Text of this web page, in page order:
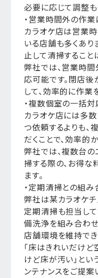
必要に応じて調整も
・営業時間外の作
カラオケ店は営業
いる店舗も多くあ
止して清掃すること
弊社では、営業時
応可能です。閉店
して、効率的に作業
・複数個室の一括対
カラオケ店には多
つ依頼するよりも
だくことで、効率的
弊社では、複数台
掃する際の、お得な
ます。
・定期清掃との組み
弊社は某カラオケ
定期清掃も担当し
備洗浄を組み合わせ
店舗環境を維持でき
「床はきれいだけど
けど床が汚い」とい
ンテナンスをご提案